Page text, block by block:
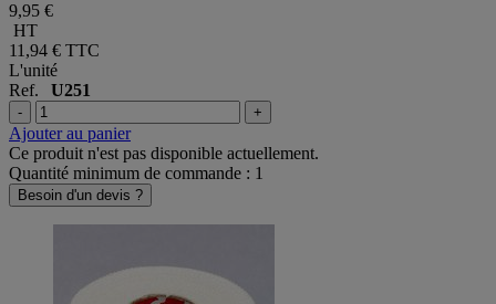
9,95 €
HT
11,94 € TTC
L'unité
Ref. U251
- +
Ajouter au panier
Ce produit n'est pas disponible actuellement.
Quantité minimum de commande : 1
Besoin d'un devis ?